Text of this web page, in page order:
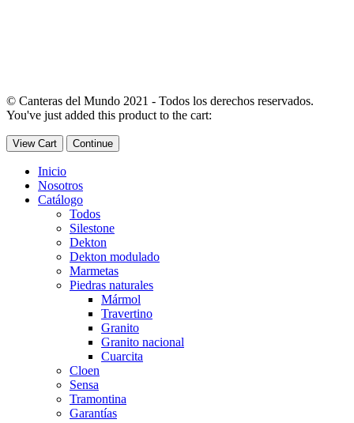
© Canteras del Mundo 2021 - Todos los derechos reservados.
You've just added this product to the cart:
View Cart Continue
Inicio
Nosotros
Catálogo
Todos
Silestone
Dekton
Dekton modulado
Marmetas
Piedras naturales
Mármol
Travertino
Granito
Granito nacional
Cuarcita
Cloen
Sensa
Tramontina
Garantías